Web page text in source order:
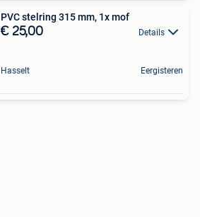
PVC stelring 315 mm, 1x mof
€ 25,00 Details
Hasselt Eergisteren